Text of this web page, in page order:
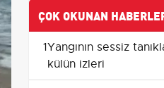
ÇOK OKUNAN
1Yangının sessiz
külün izleri